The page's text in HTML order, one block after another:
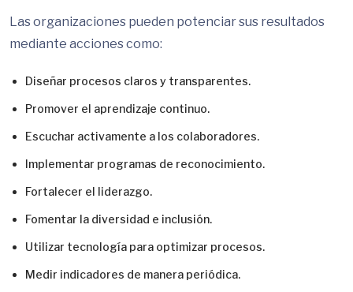
Las organizaciones pueden potenciar sus resultados
mediante acciones como:
Diseñar procesos claros y transparentes.
Promover el aprendizaje continuo.
Escuchar activamente a los colaboradores.
Implementar programas de reconocimiento.
Fortalecer el liderazgo.
Fomentar la diversidad e inclusión.
Utilizar tecnología para optimizar procesos.
Medir indicadores de manera periódica.